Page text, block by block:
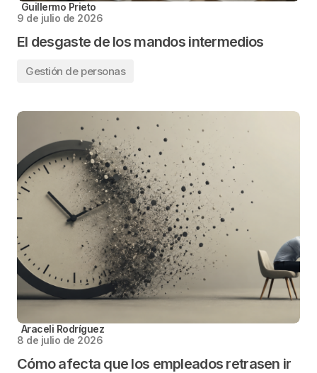
Guillermo Prieto
9 de julio de 2026
El desgaste de los mandos intermedios
Gestión de personas
Araceli Rodríguez
8 de julio de 2026
Cómo afecta que los empleados retrasen ir